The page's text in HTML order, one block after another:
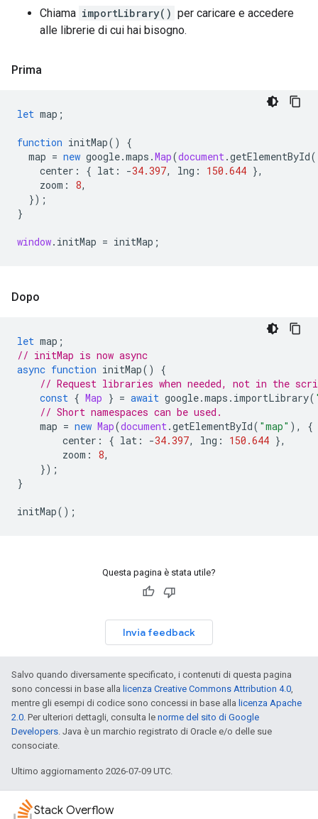
Chiama importLibrary() per caricare e accedere
alle librerie di cui hai bisogno.
Prima
let map ;
function initMap()
{
map = new google.maps .Map(document.getElementById(
center : { lat : -34.397, lng : 150.644 },
zoom : 8,
});
}
window. initMap = initMap ;
Dopo
let map ;
// initMap is now async
async function initMap()
{
// Request libraries when needed, not in the
const { Map } = await google.maps . importLibrary(
// Short namespaces can be used.
map = new Map(document.getElementById( "map" ),
{
center : { lat : -34.397, lng : 150.644 },
zoom : 8,
});
}
initMap();
Questa pagina è stata utile?
Invia feedback
Salvo quando diversamente specificato, i contenuti di questa pagina
sono concessi in base alla licenza Creative Commons Attribution 4.0,
mentre gli esempi di codice sono concessi in base alla licenza Apache
2.0. Per ulteriori dettagli, consulta le norme del sito di Google
Developers. Java è un marchio registrato di Oracle e/o delle sue
consociate.
Ultimo aggiornamento 2026-07-09 UTC.
Stack Overflow